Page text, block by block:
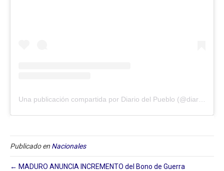
Publicado en Nacionales
← MADURO ANUNCIA INCREMENTO del Bono de Guerra